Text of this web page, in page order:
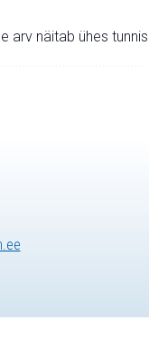
arv näitab ühes